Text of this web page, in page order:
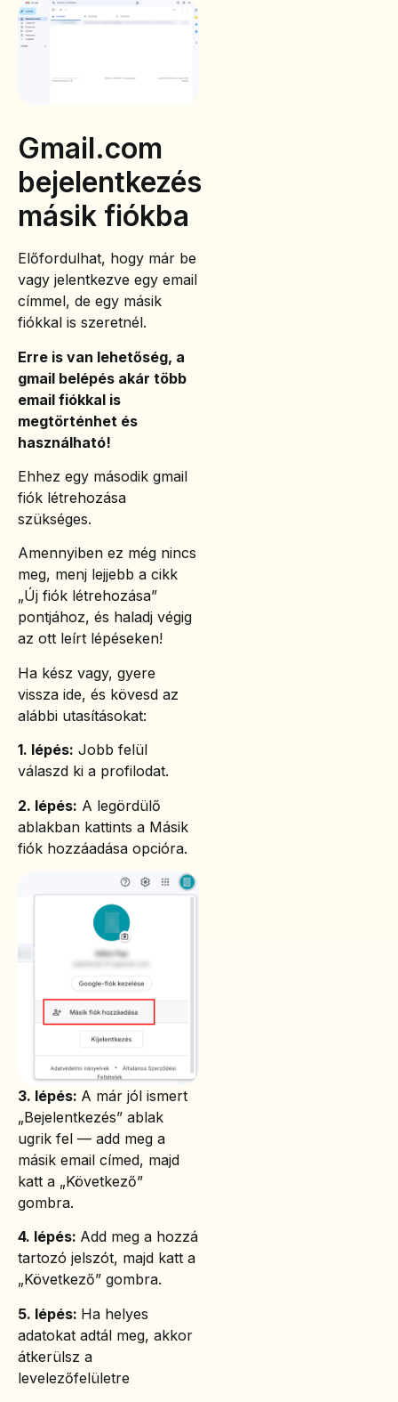
Gmail.com
bejelentkezés
másik fiókba
Előfordulhat, hogy már be
vagy jelentkezve egy email
címmel, de egy másik
fiókkal is szeretnél.
Erre is van lehetőség, a
gmail belépés akár több
email fiókkal is
megtörténhet és
használható!
Ehhez egy második gmail
fiók létrehozása
szükséges.
Amennyiben ez még nincs
meg, menj lejjebb a cikk
„Új fiók létrehozása”
pontjához, és haladj végig
az ott leírt lépéseken!
Ha kész vagy, gyere
vissza ide, és kövesd az
alábbi utasításokat:
1. lépés: Jobb felül
válaszd ki a profilodat.
2. lépés: A legördülő
ablakban kattints a Másik
fiók hozzáadása opcióra.
3. lépés: A már jól ismert
„Bejelentkezés” ablak
ugrik fel — add meg a
másik email címed, majd
katt a „Következő”
gombra.
4. lépés: Add meg a hozzá
tartozó jelszót, majd katt a
„Következő” gombra.
5. lépés: Ha helyes
adatokat adtál meg, akkor
átkerülsz a
levelezőfelületre